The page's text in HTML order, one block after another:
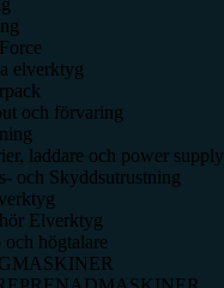
elverktyg
och förvaring
laddare och power supply
och Skyddsutrustning
Elverktyg
och högtalare